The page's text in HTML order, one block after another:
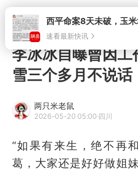
李冰冰自曝曾因工
雪三个多月不说话
两只米老鼠
2026-05-20 05:00·四川
“如果有来生，绝不再
葛，大家还是好好做姐